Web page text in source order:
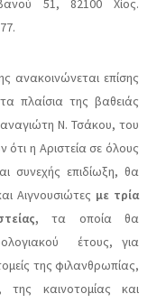
51, 82100 Χίος.
ανακοινώνεται επίσης
πλαίσια της βαθειάς
Ν. Τσάκου, του
ότι η Αριστεία σε όλους
συνεχής επιδίωξη, θα
Αιγνουσιώτες με τρία
, τα οποία θα
έτους, για
της φιλανθρωπίας,
της καινοτομίας και